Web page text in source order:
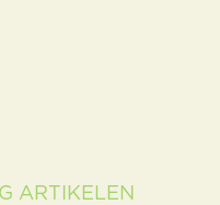
ARTIKELEN